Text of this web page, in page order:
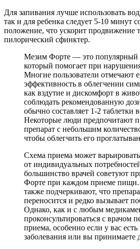
Для запивания лучше использовать
так и для ребенка следует 5-10 минут
положение, что ускорит продвижение
пилорический сфинктер.
Мезим Форте — это популярный
который помогает при
Многие пользователи отмечают
эффективность в облегчении
как вздутие и дискомфорт в
соблюдать рекомендованную
обычно составляет 1-2 таблетки
Некоторые люди предпочитают
препарат с небольшим
чтобы облегчить его
Схема приема может
от индивидуальных
большинство врачей советуют
Форте при каждом приеме пищи.
также подчеркивают, что
переносится и редко вызывает
Однако, как и с любым
проконсультироваться с врачом
приема, особенно если у вас
заболевания или вы принимаете